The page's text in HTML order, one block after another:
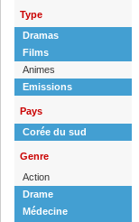
Type
Dramas
Films
Animes
Emissions
Pays
Corée du sud
Genre
Action
Drame
Médecine